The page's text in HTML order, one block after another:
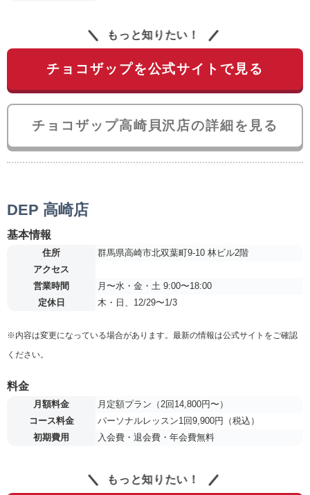
もっと知りたい！
チョコザップを公式サイトで見る
チョコザップ高崎貝沢店の詳細を見る
DEP 高崎店
基本情報
住所
群馬県高崎市北双葉町9-10 林ビル2階
アクセス
営業時間
月〜水・金・土 9:00〜18:00
定休日
木・日、12/29〜1/3
※内容は変更になっている場合があります。最新の情報は公式サイトをご確認
ください。
料金
月額料金
月定額プラン（2回14,800円〜）
コース料金
パーソナルレッスン1回9,900円（税込）
初期費用
入会費・退会費・年会費無料
もっと知りたい！